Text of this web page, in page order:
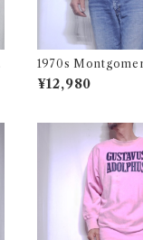
1970s
T TOGETHERS
t / 70年代 モンゴメ
¥12,980